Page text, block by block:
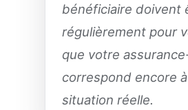
bénéficiaire doivent
régulièrement pour
que votre
correspond encore
situation réelle.